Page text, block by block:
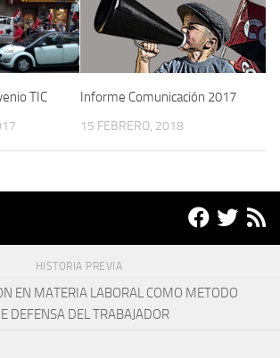
TIC Informe Comunicación 2017
15 FEBRERO, 2018
HISTORIA PREVIA
EN MATERIA LABORAL COMO METODO
DEFENSA DEL TRABAJADOR